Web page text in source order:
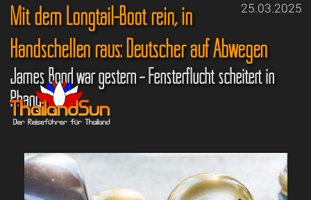
25.03.2025
Mit dem Longtail-Boot rein, in
Handschellen raus: Deutscher auf Abwegen
James Bond war gestern – Fensterflucht scheitert in
Phang Nga